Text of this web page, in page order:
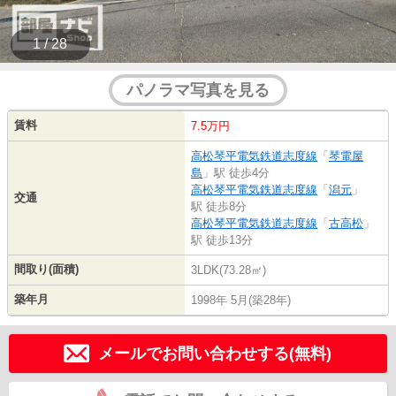
1 / 28
パノラマ写真を見る
賃料 7.5万円
交通
高松琴平電気鉄道志度線 「 琴電屋
島 」駅 徒歩4分
高松琴平電気鉄道志度線 「 潟元 」
駅 徒歩8分
高松琴平電気鉄道志度線 「 古高松 」
駅 徒歩13分
間取り(面積) 3LDK(73.28㎡)
築年月 1998年 5月(築28年)
メールでお問い合わせする(無料)